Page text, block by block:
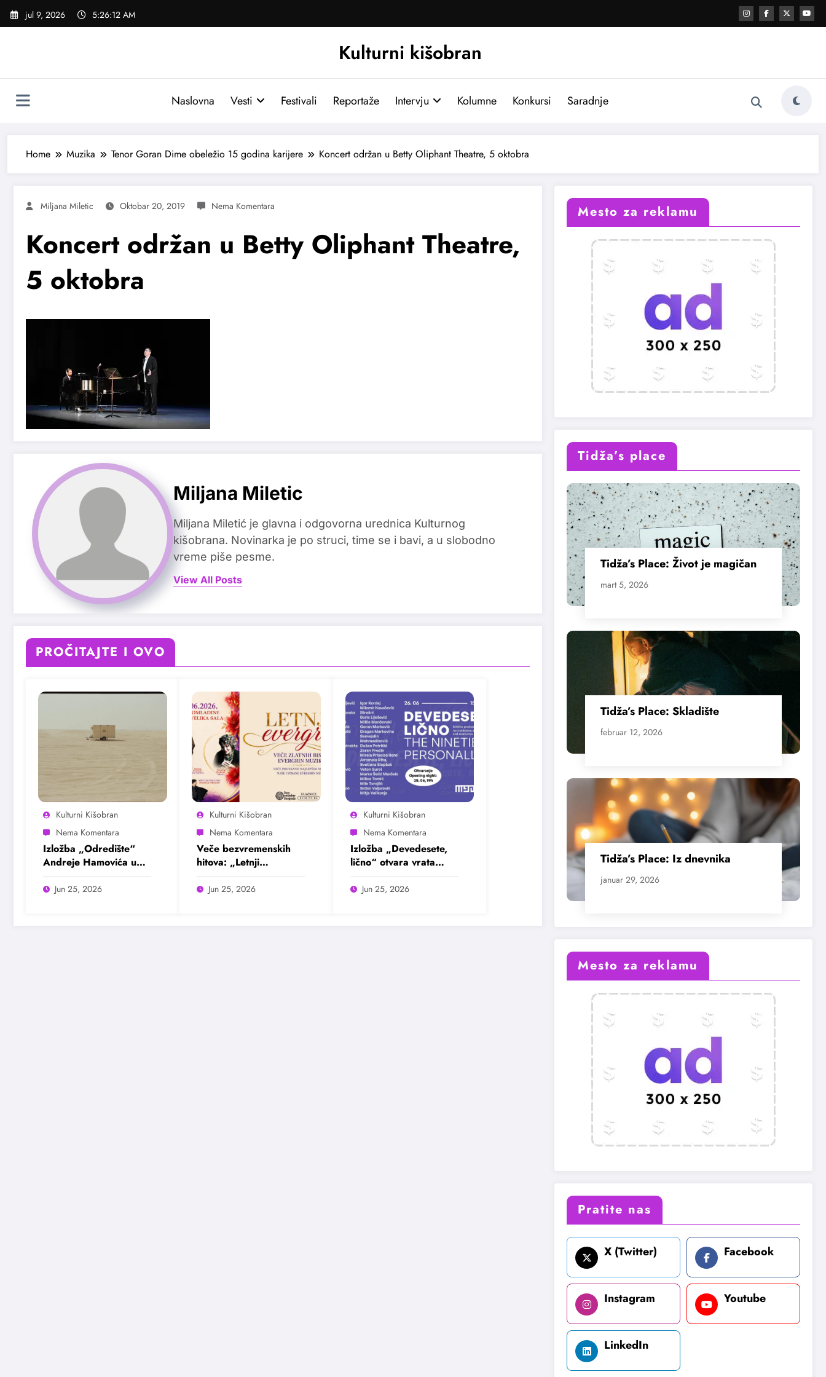
Skoči
jul 9, 2026 5:26:13 AM
Kulturni kišobran
Naslovna Vesti Festivali Reportaže Intervju Kolumne Konkursi Saradnje
Home Muzika Tenor Goran Dime obeležio 15 godina karijere Koncert održan u Betty Oliphant Theatre, 5 oktobra
Miljana Miletic Oktobar 20, 2019
Koncert održan u Betty Oliphant Theatre,
5 oktobra
Miljana Miletic
Miljana Miletić je glavna i odgovorna urednica Kulturnog
kišobrana. Novinarka je po struci, time se i bavi, a u slobodno
vreme piše pesme.
View All Posts
PROČITAJTE I OVO
Kulturni Kišobran
Izložba „Odredište“
Andreje Hamovića u
Bioskopu Balkan
Jun 25, 2026
Kulturni Kišobran
Veče bezvremenskih
hitova: „Letnji
evergrin“ u Domu
omladine Beograda
Jun 25, 2026
Kulturni Kišobran
Izložba „Devedesete,
lično“ otvara vrata
intimnim pričama jedne
burne decenije
Jun 25, 2026
Mesto za reklamu
Tidža’s place
Tidža’s Place: Život je magičan
mart 5, 2026
Tidža’s Place: Skladište
februar 12, 2026
Tidža’s Place: Iz dnevnika
januar 29, 2026
Mesto za reklamu
Pratite nas
X (Twitter) Facebook
Instagram Youtube
LinkedIn